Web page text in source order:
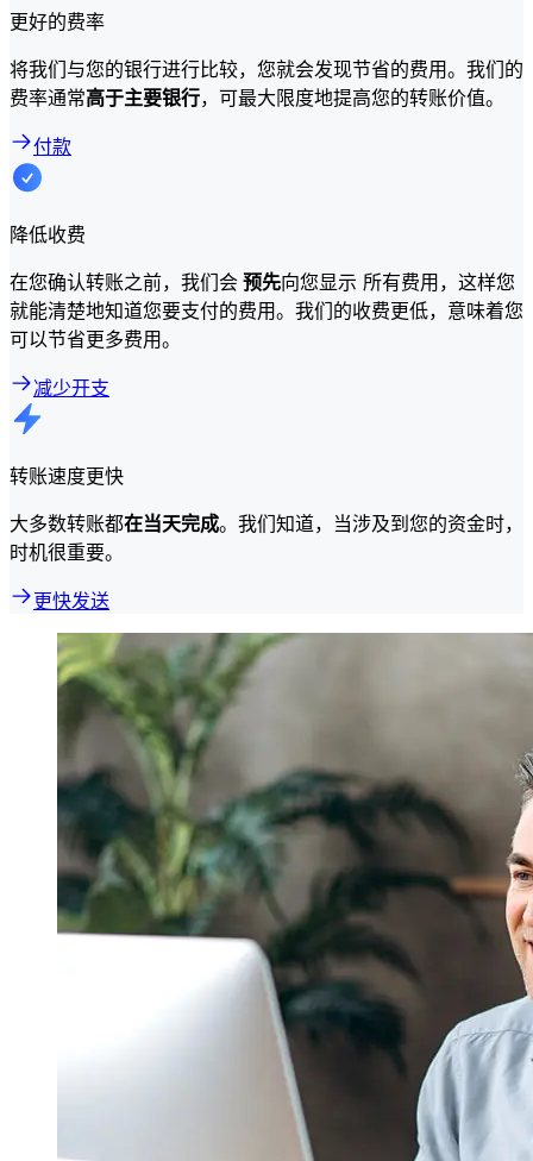
更好的费率
将我们与您的银行进行比较，您就会发现节省的费用。我们的
费率通常高于主要银行，可最大限度地提高您的转账价值。
付款
降低收费
在您确认转账之前，我们会 预先向您显示 所有费用，这样您
就能清楚地知道您要支付的费用。我们的收费更低，意味着您
可以节省更多费用。
减少开支
转账速度更快
大多数转账都在当天完成。我们知道，当涉及到您的资金时，
时机很重要。
更快发送